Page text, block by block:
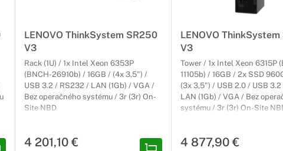
flexibilné serverové riešenie do rackovej skrine, servery Lenovo
spektrum inštalácií
použitie ako hlavný rozvádzač v sieťových inštaláciách, ale aj ako
LENOVO ThinkSystem SR250
V3
Rack (1U) / 1x Intel Xeon 6353P
(BNCH-26910b) / 16GB / (4x 3,5") /
USB 3.2 / RS232 / LAN (1Gb) / VGA /
Bez operačného systému / 3r (3r) On-
Site NBD
4 201,10 €
LENOVO
V3
Tower / 1x Intel Xeon 6315P
11105b) / 16GB / 2x SSD
(3x 3,5") / USB 2.0 / USB
LAN (1Gb) / VGA / Bez
systému / 3r (3r) On-Site
4 877,90 €